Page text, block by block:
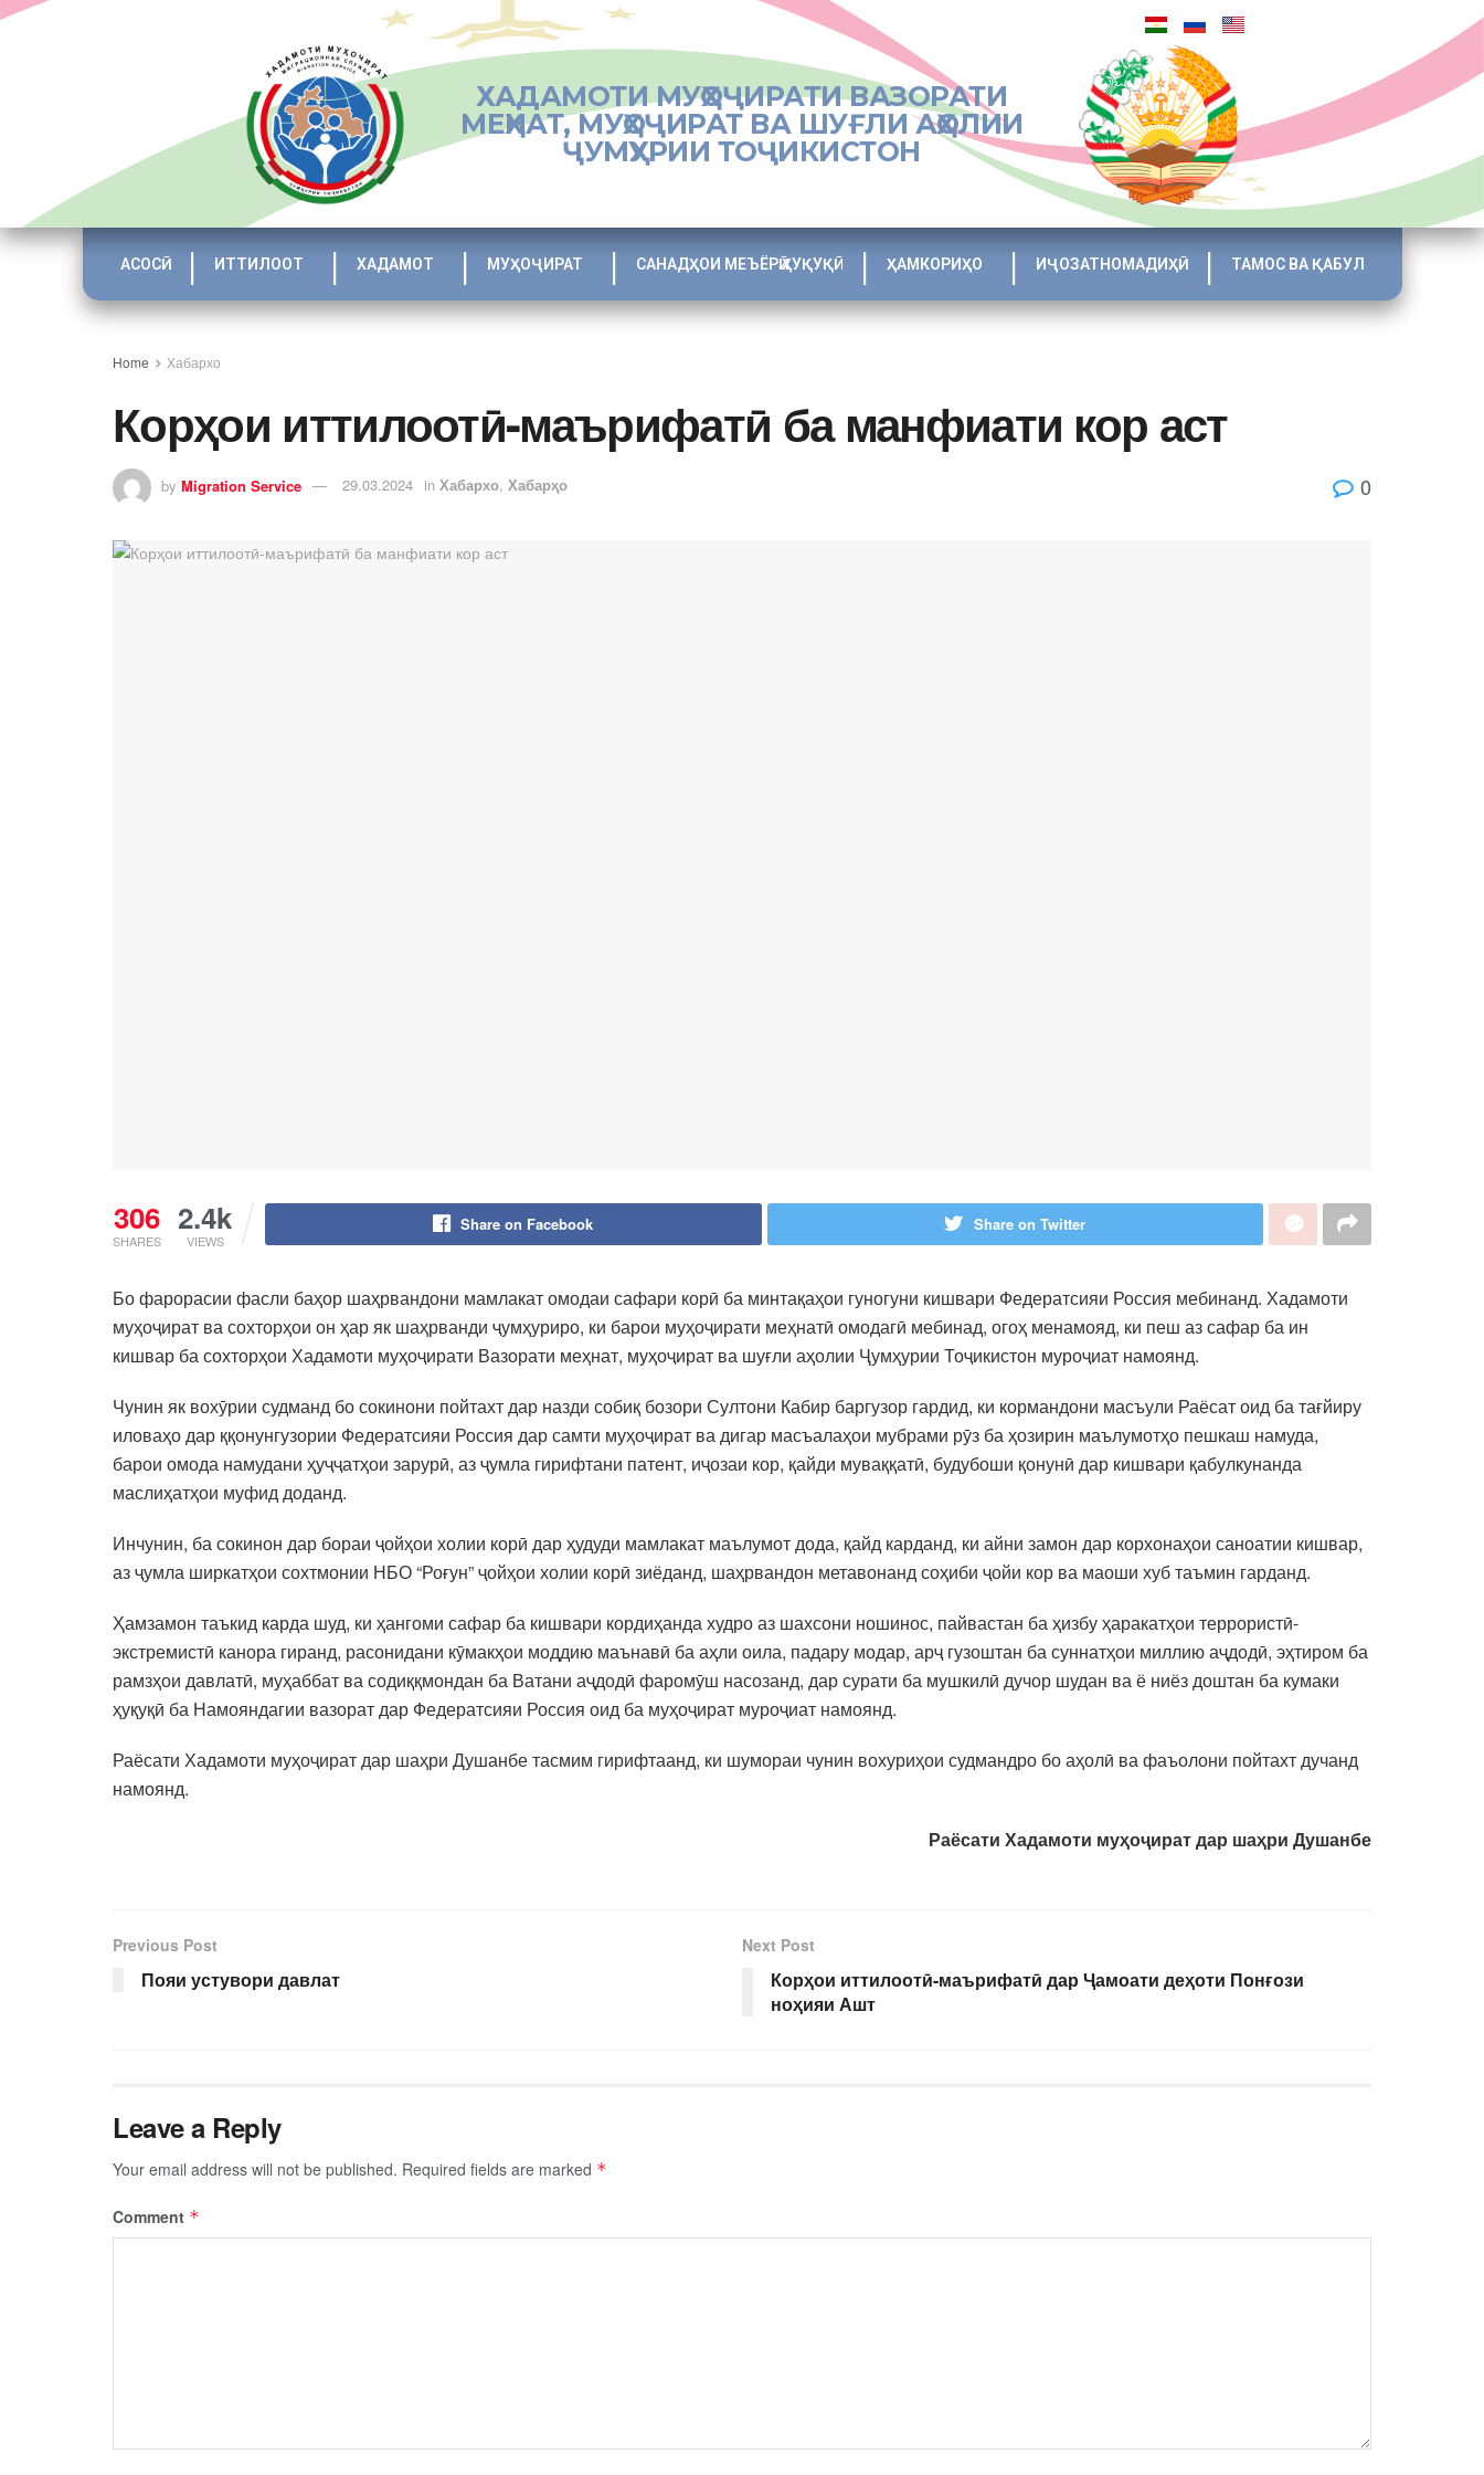
ХАДАМОТИ МУҲОҶИРАТИ ВАЗОРАТИ
МЕҲНАТ, МУҲОҶИРАТ ВА ШУҒЛИ АҲОЛИИ
ҶУМҲУРИИ ТОҶИКИСТОН
АСОСӢ ИТТИЛООТ ХАДАМОТ МУҲОҶИРАТ САНАДҲОИ МЕЪЁРӢ ҲУҚУҚӢ ҲАМКОРИҲО ИҶОЗАТНОМАДИҲӢ ТАМОС ВА ҚАБУЛ
Home Хабархо
Корҳои иттилоотӣ-маърифатӣ ба манфиати кор аст
by Migration Service 29.03.2024 in Хабархо, Хабарҳо 0
306
SHARES
2.4k
VIEWS
Share on Facebook Share on Twitter
Бо фарорасии фасли баҳор шаҳрвандони мамлакат омодаи сафари корӣ ба минтақаҳои гуногуни кишвари Федератсияи Россия мебинанд. Хадамоти
муҳоҷират ва сохторҳои он ҳар як шаҳрванди ҷумҳуриро, ки барои муҳоҷирати меҳнатӣ омодагӣ мебинад, огоҳ менамояд, ки пеш аз сафар ба ин
кишвар ба сохторҳои Хадамоти муҳоҷирати Вазорати меҳнат, муҳоҷират ва шуғли аҳолии Ҷумҳурии Тоҷикистон муроҷиат намоянд.
Чунин як вохӯрии судманд бо сокинони пойтахт дар назди собиқ бозори Султони Кабир баргузор гардид, ки кормандони масъули Раёсат оид ба тағйиру
иловаҳо дар ққонунгузории Федератсияи Россия дар самти муҳоҷират ва дигар масъалаҳои мубрами рӯз ба ҳозирин маълумотҳо пешкаш намуда,
барои омода намудани ҳуҷҷатҳои зарурӣ, аз ҷумла гирифтани патент, иҷозаи кор, қайди муваққатӣ, будубоши қонунӣ дар кишвари қабулкунанда
маслиҳатҳои муфид доданд.
Инчунин, ба сокинон дар бораи ҷойҳои холии корӣ дар ҳудуди мамлакат маълумот дода, қайд карданд, ки айни замон дар корхонаҳои саноатии кишвар,
аз ҷумла ширкатҳои сохтмонии НБО “Роғун” ҷойҳои холии корӣ зиёданд, шаҳрвандон метавонанд соҳиби ҷойи кор ва маоши хуб таъмин гарданд.
Ҳамзамон таъкид карда шуд, ки ҳангоми сафар ба кишвари кордиҳанда худро аз шахсони ношинос, пайвастан ба ҳизбу ҳаракатҳои террористӣ-
экстремистӣ канора гиранд, расонидани кӯмакҳои моддию маънавӣ ба аҳли оила, падару модар, арҷ гузоштан ба суннатҳои миллию аҷдодӣ, эҳтиром ба
рамзҳои давлатӣ, муҳаббат ва содиққмондан ба Ватани аҷдодӣ фаромӯш насозанд, дар сурати ба мушкилӣ дучор шудан ва ё ниёз доштан ба кумаки
ҳуқуқӣ ба Намояндагии вазорат дар Федератсияи Россия оид ба муҳоҷират муроҷиат намоянд.
Раёсати Хадамоти муҳоҷират дар шаҳри Душанбе тасмим гирифтаанд, ки шумораи чунин вохуриҳои судмандро бо аҳолӣ ва фаъолони пойтахт дучанд
намоянд.
Раёсати Хадамоти муҳоҷират дар шаҳри Душанбе
Previous Post
Пояи устувори давлат
Next Post
Корҳои иттилоотӣ-маърифатӣ дар Ҷамоати деҳоти Понғози
ноҳияи Ашт
Leave a Reply
Your email address will not be published. Required fields are marked *
Comment *